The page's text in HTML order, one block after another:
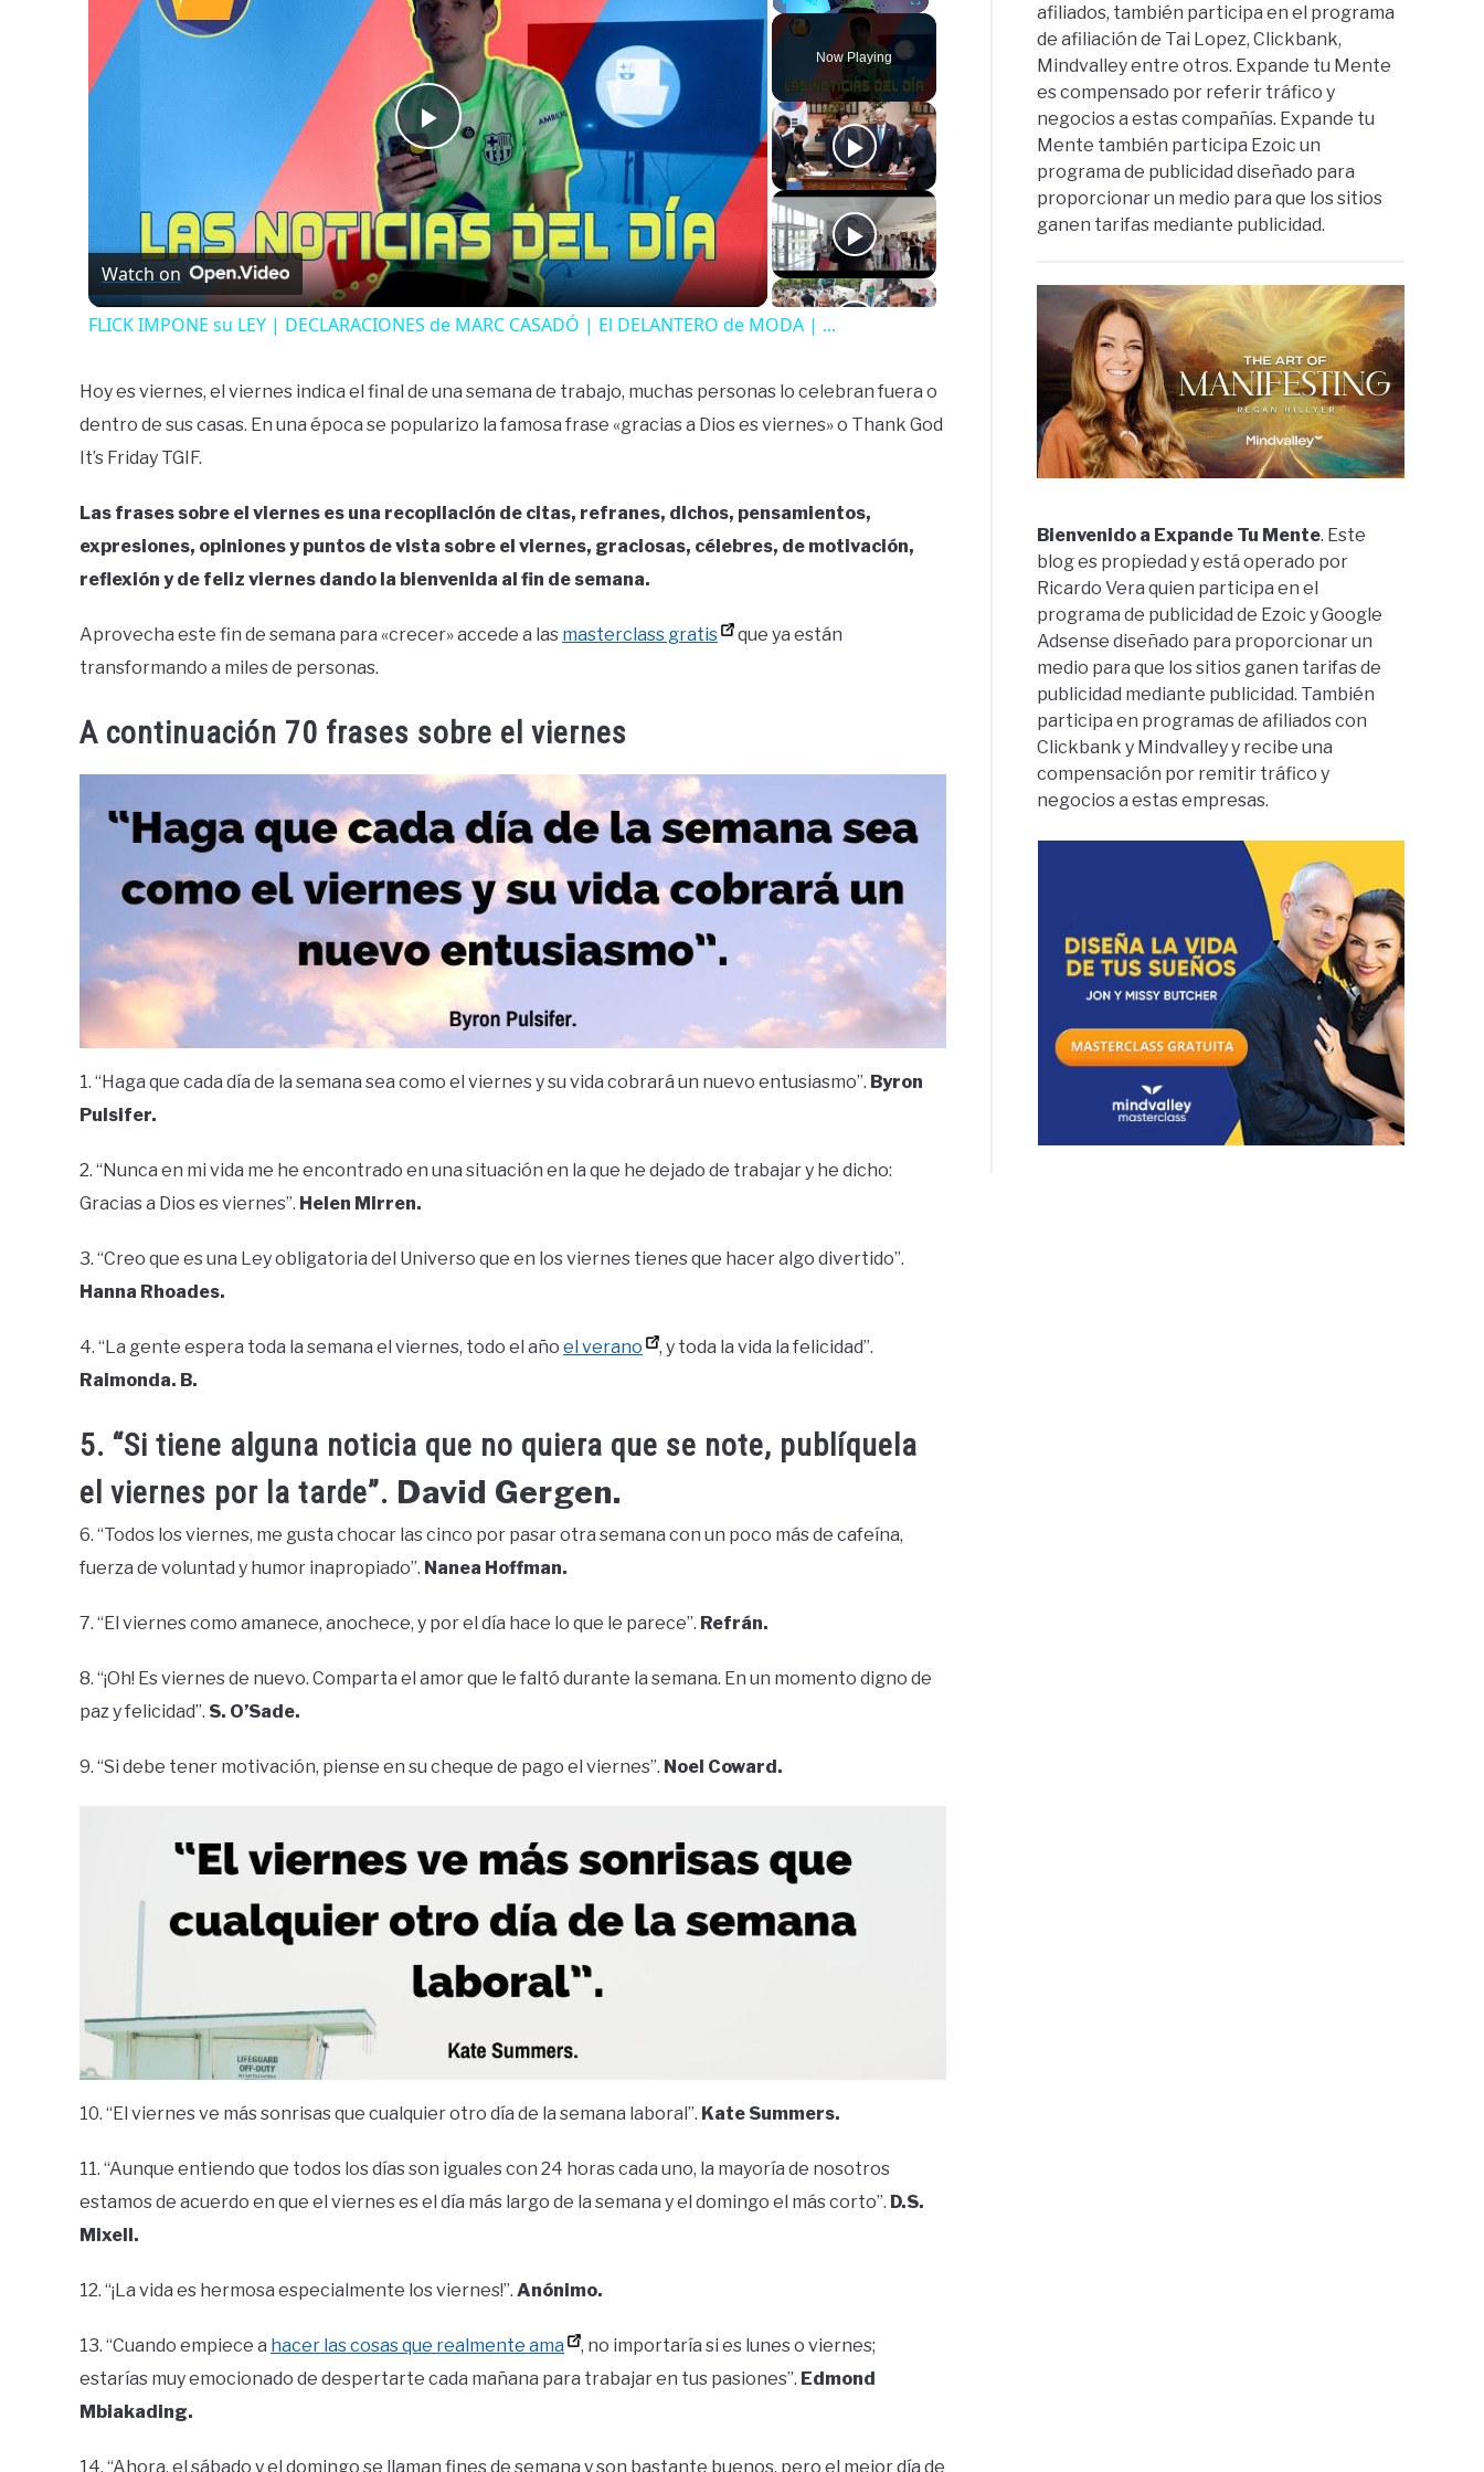
Play Fullscreen
Now Playing
Play
Video
Watch on
FLICK IMPONE su LEY | DECLARACIONES de MARC CASADÓ | El DELANTERO de MODA | ...
Hoy es viernes, el viernes indica el final de una semana de trabajo, muchas personas lo celebran fuera o
dentro de sus casas. En una época se popularizo la famosa frase «gracias a Dios es viernes» o Thank God
It’s Friday TGIF.
Las frases sobre el viernes es una recopilación de citas, refranes, dichos, pensamientos,
expresiones, opiniones y puntos de vista sobre el viernes, graciosas, célebres, de motivación,
reflexión y de feliz viernes dando la bienvenida al fin de semana.
Aprovecha este fin de semana para «crecer» accede a las masterclass gratis
que ya están
transformando a miles de personas.
A continuación 70 frases sobre el viernes
1. “Haga que cada día de la semana sea como el viernes y su vida cobrará un nuevo entusiasmo”. Byron
Pulsifer.
2. “Nunca en mi vida me he encontrado en una situación en la que he dejado de trabajar y he dicho:
Gracias a Dios es viernes”. Helen Mirren.
3. “Creo que es una Ley obligatoria del Universo que en los viernes tienes que hacer algo divertido”.
Hanna Rhoades.
4. “La gente espera toda la semana el viernes, todo el año el verano
, y toda la vida la felicidad”.
Raimonda. B.
5. “Si tiene alguna noticia que no quiera que se note, publíquela
el viernes por la tarde”. David Gergen.
6. “Todos los viernes, me gusta chocar las cinco por pasar otra semana con un poco más de cafeína,
fuerza de voluntad y humor inapropiado”. Nanea Hoffman.
7. “El viernes como amanece, anochece, y por el día hace lo que le parece”. Refrán.
8. “¡Oh! Es viernes de nuevo. Comparta el amor que le faltó durante la semana. En un momento digno de
paz y felicidad”. S. O’Sade.
9. “Si debe tener motivación, piense en su cheque de pago el viernes”. Noel Coward.
10. “El viernes ve más sonrisas que cualquier otro día de la semana laboral”. Kate Summers.
11. “Aunque entiendo que todos los días son iguales con 24 horas cada uno, la mayoría de nosotros
estamos de acuerdo en que el viernes es el día más largo de la semana y el domingo el más corto”. D.S.
Mixell.
12. “¡La vida es hermosa especialmente los viernes!”. Anónimo.
13. “Cuando empiece a hacer las cosas que realmente ama
, no importaría si es lunes o viernes;
estarías muy emocionado de despertarte cada mañana para trabajar en tus pasiones”. Edmond
Mbiakading.
14. “Ahora, el sábado y el domingo se llaman fines de semana y son bastante buenos, pero el mejor día de
afiliados, también participa en el programa
de afiliación de Tai Lopez, Clickbank,
Mindvalley entre otros. Expande tu Mente
es compensado por referir tráfico y
negocios a estas compañías. Expande tu
Mente también participa Ezoic un
programa de publicidad diseñado para
proporcionar un medio para que los sitios
ganen tarifas mediante publicidad.
Bienvenido a Expande Tu Mente. Este
blog es propiedad y está operado por
Ricardo Vera quien participa en el
programa de publicidad de Ezoic y Google
Adsense diseñado para proporcionar un
medio para que los sitios ganen tarifas de
publicidad mediante publicidad. También
participa en programas de afiliados con
Clickbank y Mindvalley y recibe una
compensación por remitir tráfico y
negocios a estas empresas.